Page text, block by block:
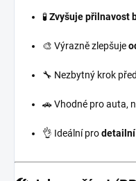
🧪Zvyšuje přilnavost
🎨 Výrazně zlepšuje
🔧 Nezbytný krok
🚗 Vhodné pro auta,
👌 Ideální prodetailní